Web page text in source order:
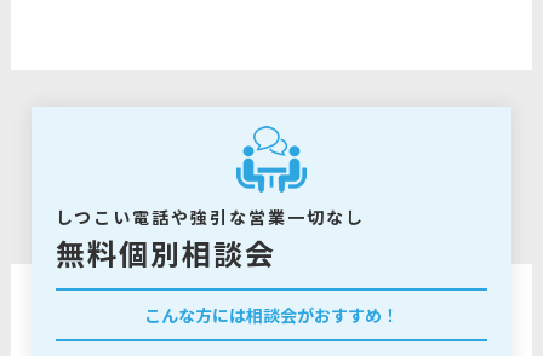
しつこい電話や強引な営業一切なし
無料個別相談会
こんな方には相談会がおすすめ！